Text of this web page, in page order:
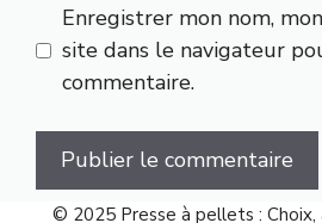
Enregistrer mon nom,
site dans le navigateur
commentaire.
© 2025 Presse à pellets :